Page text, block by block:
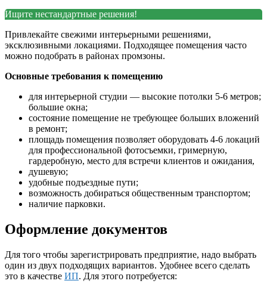
Ищите нестандартные решения!
Привлекайте свежими интерьерными решениями,
эксклюзивными локациями. Подходящее помещения часто
можно подобрать в районах промзоны.
Основные требования к помещению
для интерьерной студии — высокие потолки 5-6 метров;
большие окна;
состояние помещение не требующее больших вложений
в ремонт;
площадь помещения позволяет оборудовать 4-6 локаций
для профессиональной фотосъемки, гримерную,
гардеробную, место для встречи клиентов и ожидания,
душевую;
удобные подъездные пути;
возможность добираться общественным транспортом;
наличие парковки.
Оформление документов
Для того чтобы зарегистрировать предприятие, надо выбрать
один из двух подходящих вариантов. Удобнее всего сделать
это в качестве ИП. Для этого потребуется: